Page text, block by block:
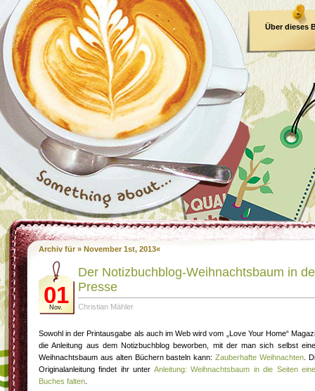
Über dieses
Archiv für » November 1st, 2013«
01
Nov.
Der Notizbuchblog-Weihnachtsbaum in
Presse
Christian Mähler
Sowohl in der Printausgabe als auch im Web wird vom „Love Your Home“
die Anleitung aus dem Notizbuchblog beworben, mit der man sich selbst
Weihnachtsbaum aus alten Büchern basteln kann:Zauberhafte Weihnachten .
Originalanleitung findet ihr unter Anleitung: Weihnachtsbaum in die Seiten
Buches falten